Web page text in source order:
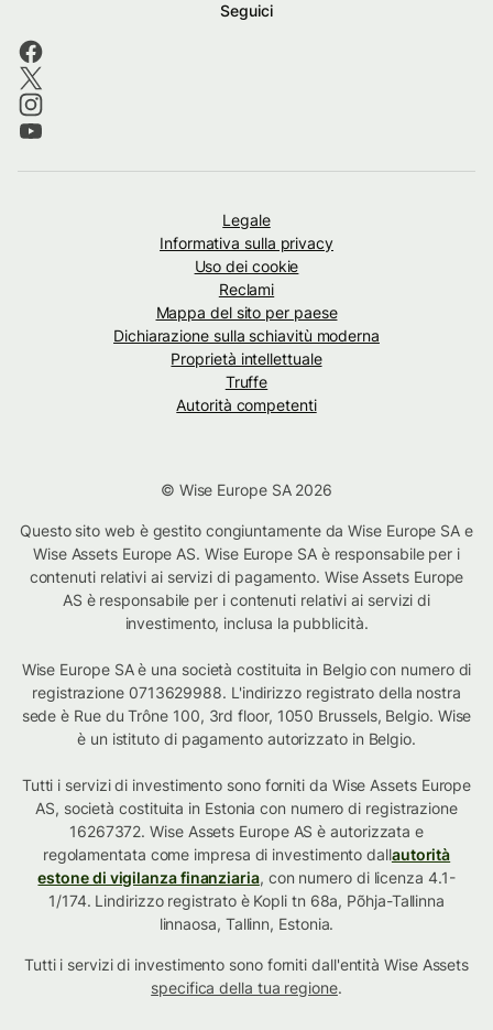
Seguici
Legale
Informativa sulla privacy
Uso dei cookie
Reclami
Mappa del sito per paese
Dichiarazione sulla schiavitù moderna
Proprietà intellettuale
Truffe
Autorità competenti
© Wise Europe SA 2026
Questo sito web è gestito congiuntamente da Wise Europe SA e
Wise Assets Europe AS. Wise Europe SA è responsabile per i
contenuti relativi ai servizi di pagamento. Wise Assets Europe
AS è responsabile per i contenuti relativi ai servizi di
investimento, inclusa la pubblicità.
Wise Europe SA è una società costituita in Belgio con numero di
registrazione 0713629988. L'indirizzo registrato della nostra
sede è Rue du Trône 100, 3rd floor, 1050 Brussels, Belgio. Wise
è un istituto di pagamento autorizzato in Belgio.
Tutti i servizi di investimento sono forniti da Wise Assets Europe
AS, società costituita in Estonia con numero di registrazione
16267372. Wise Assets Europe AS è autorizzata e
regolamentata come impresa di investimento dallautorità
estone di vigilanza finanziaria, con numero di licenza 4.1-
1/174. Lindirizzo registrato è Kopli tn 68a, Põhja-Tallinna
linnaosa, Tallinn, Estonia.
Tutti i servizi di investimento sono forniti dall'entità Wise Assets
specifica della tua regione.